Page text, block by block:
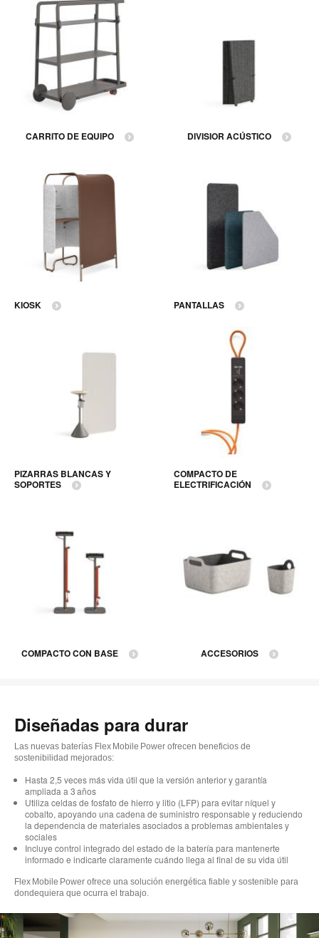
CARRITO DE EQUIPO DIVISIOR ACÚSTICO
KIOSK PANTALLAS
PIZARRAS BLANCAS Y
SOPORTES
COMPACTO DE
ELECTRIFICACIÓN
COMPACTO CON BASE ACCESORIOS
Diseñadas para durar
Las nuevas baterías Flex Mobile Power ofrecen beneficios de
sostenibilidad mejorados:
Hasta 2,5 veces más vida útil que la versión anterior y garantía
ampliada a 3 años
Utiliza celdas de fosfato de hierro y litio (LFP) para evitar níquel y
cobalto, apoyando una cadena de suministro responsable y reduciendo
la dependencia de materiales asociados a problemas ambientales y
sociales
Incluye control integrado del estado de la batería para mantenerte
informado e indicarte claramente cuándo llega al final de su vida útil
Flex Mobile Power ofrece una solución energética fiable y sostenible para
dondequiera que ocurra el trabajo.